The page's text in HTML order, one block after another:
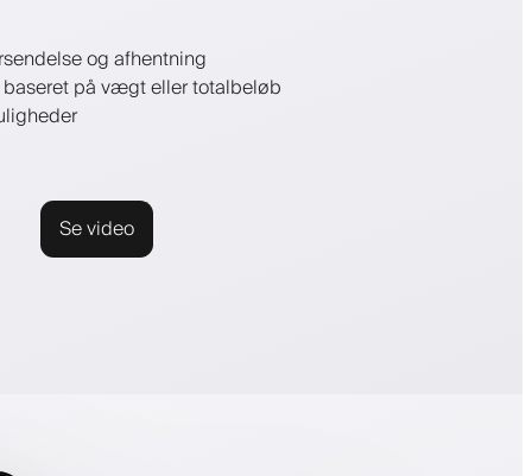
og afhentning
på vægt eller totalbeløb
Se video